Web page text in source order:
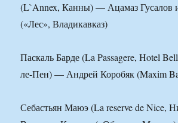
(L`Annex, Канны) — Ацамаз Гусалов
(«Лес», Владикавказ)
Паскаль Барде (La Passagere, Hotel
ле-Пен) — Андрей Коробяк (Maxim
Себастьян Маюэ (La reserve de Nice,